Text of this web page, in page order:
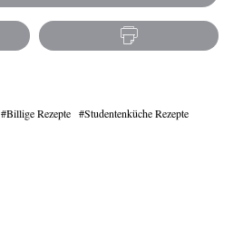
Billige Rezepte
Studentenküche Rezepte